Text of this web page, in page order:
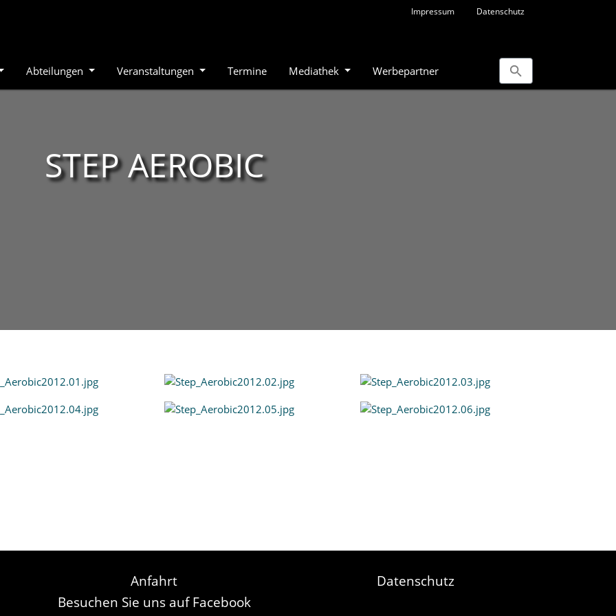
Impressum Datenschutz
Abteilungen Veranstaltungen Termine Mediathek Werbepartner
STEP AEROBIC
Anfahrt
Besuchen Sie uns auf Facebook
Datenschutz